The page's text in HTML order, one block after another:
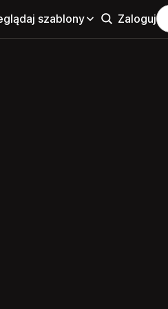
szablony Zaloguj